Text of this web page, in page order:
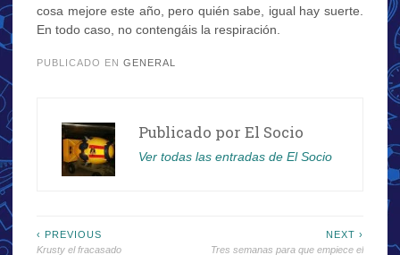
cosa mejore este año, pero quién sabe, igual hay suerte.
En todo caso, no contengáis la respiración.
PUBLICADO EN GENERAL
Publicado por El Socio
Ver todas las entradas de El Socio
Navegación
‹ PREVIOUS
Krusty el fracasado
NEXT ›
Tres semanas para que empiece el